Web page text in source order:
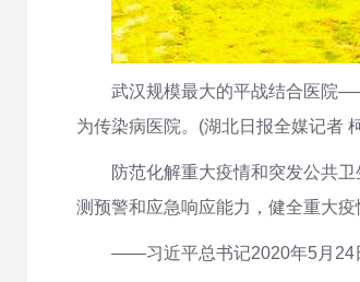
武汉规模最大的平战结合医院
为传染病医院。(湖北日报全媒记者
防范化解重大疫情和突发公共
测预警和应急响应能力，健全重大
——习近平总书记2020年5月24